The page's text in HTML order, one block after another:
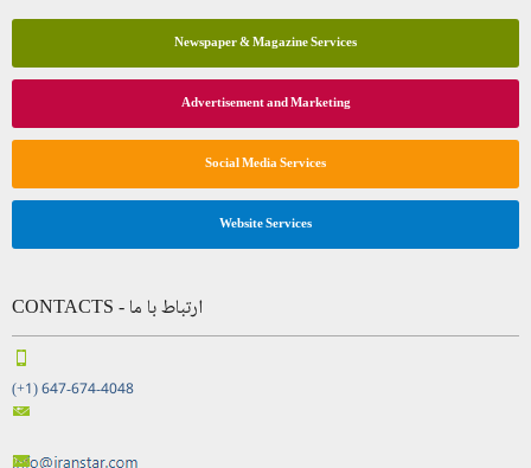
Newspaper & Magazine Services
Advertisement and Marketing
Social Media Services
Website Services
CONTACTS - ارتباط با ما
(+1) 647-674-4048